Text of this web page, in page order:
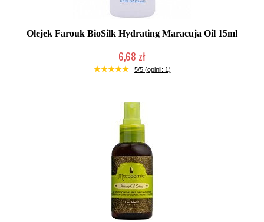
Olejek Farouk BioSilk Hydrating Maracuja Oil 15ml
6,68 zł
Produkt wycofany
5/5 (opinii: 1)